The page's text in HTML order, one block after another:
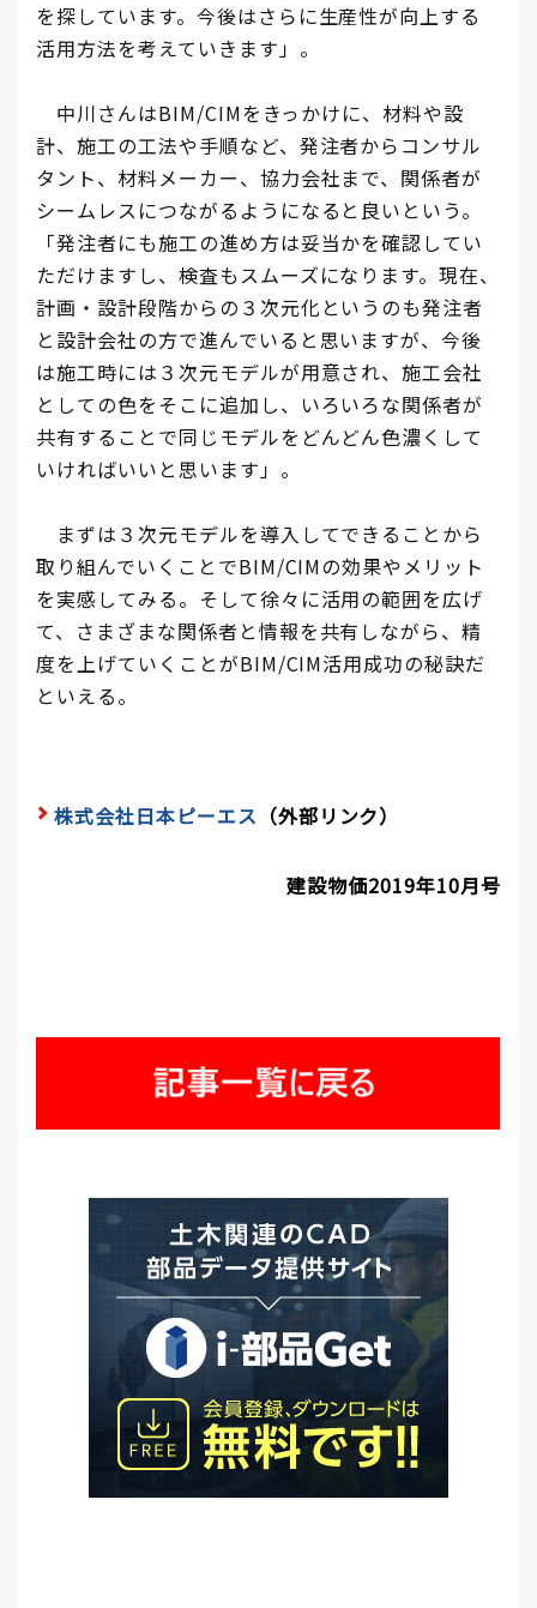
を探しています。今後はさらに生産性が向上する
活用方法を考えていきます」。
中川さんはBIM/CIMをきっかけに、材料や設
計、施工の工法や手順など、発注者からコンサル
タント、材料メーカー、協力会社まで、関係者が
シームレスにつながるようになると良いという。
「発注者にも施工の進め方は妥当かを確認してい
ただけますし、検査もスムーズになります。現在、
計画・設計段階からの３次元化というのも発注者
と設計会社の方で進んでいると思いますが、今後
は施工時には３次元モデルが用意され、施工会社
としての色をそこに追加し、いろいろな関係者が
共有することで同じモデルをどんどん色濃くして
いければいいと思います」。
まずは３次元モデルを導入してできることから
取り組んでいくことでBIM/CIMの効果やメリット
を実感してみる。そして徐々に活用の範囲を広げ
て、さまざまな関係者と情報を共有しながら、精
度を上げていくことがBIM/CIM活用成功の秘訣だ
といえる。
株式会社日本ピーエス （外部リンク）
建設物価2019年10月号